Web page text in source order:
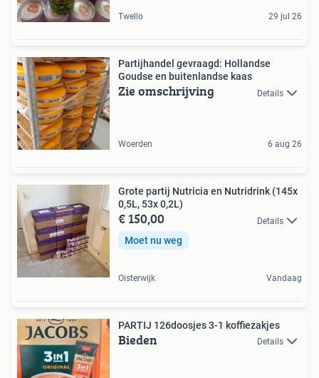
Twello 29 jul 26
Partijhandel gevraagd: Hollandse
Goudse en buitenlandse kaas
Zie omschrijving Details
Woerden 6 aug 26
Grote partij Nutricia en Nutridrink (145x
0,5L, 53x 0,2L)
€ 150,00 Details
Moet nu weg
Oisterwijk Vandaag
PARTIJ 126doosjes 3-1 koffiezakjes
Bieden Details